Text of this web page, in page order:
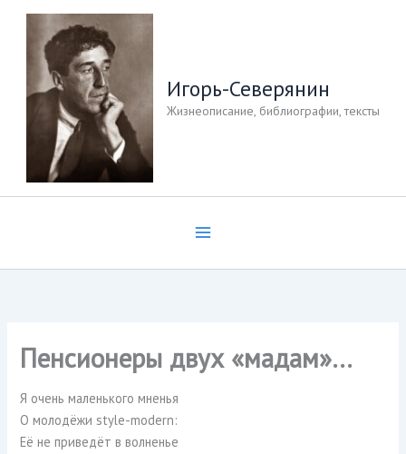
Перейти
содержимому
Игорь-Северянин
Жизнеописание, библиографии, тексты
Пенсионеры двух «мадам»…
Я очень маленького мненья
О молодёжи style-modern:
Её не приведёт в волненье